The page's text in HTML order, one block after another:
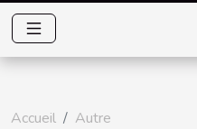
Accueil
Autre